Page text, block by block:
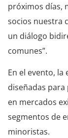
próximos días,
socios nuestra
un diálogo
comunes”.
En el evento,
diseñadas
en mercados
segmentos de
minoristas.